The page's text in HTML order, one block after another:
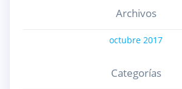
Archivos
octubre 2017
Categorías